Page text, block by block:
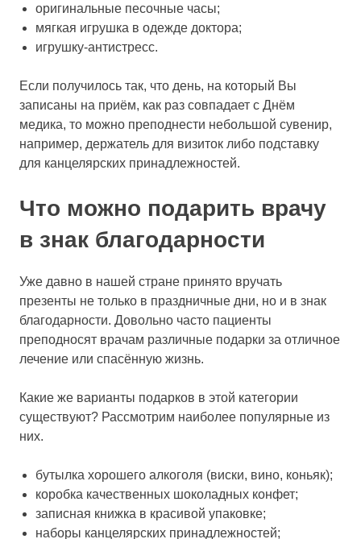
оригинальные песочные часы;
мягкая игрушка в одежде доктора;
игрушку-антистресс.
Если получилось так, что день, на который Вы
записаны на приём, как раз совпадает с Днём
медика, то можно преподнести небольшой сувенир,
например, держатель для визиток либо подставку
для канцелярских принадлежностей.
Что можно подарить врачу
в знак благодарности
Уже давно в нашей стране принято вручать
презенты не только в праздничные дни, но и в знак
благодарности. Довольно часто пациенты
преподносят врачам различные подарки за отличное
лечение или спасённую жизнь.
Какие же варианты подарков в этой категории
существуют? Рассмотрим наиболее популярные из
них.
бутылка хорошего алкоголя (виски, вино, коньяк);
коробка качественных шоколадных конфет;
записная книжка в красивой упаковке;
наборы канцелярских принадлежностей;